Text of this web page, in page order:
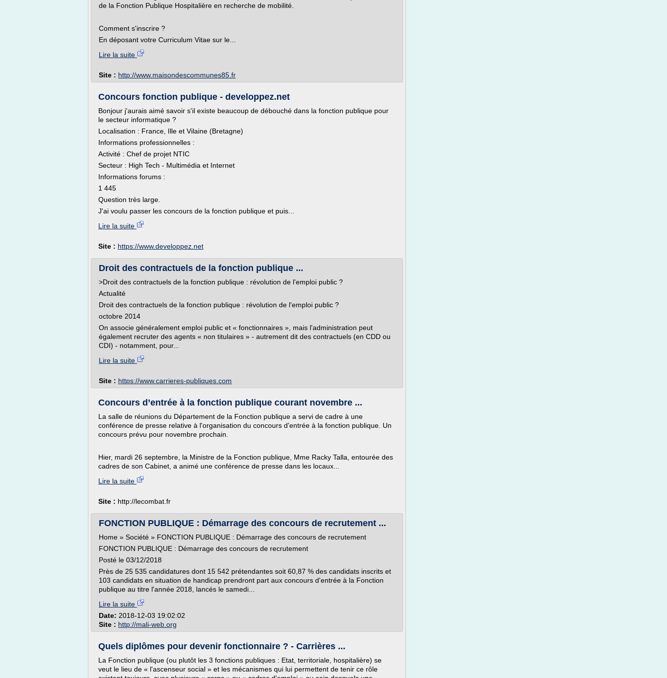
de la Fonction Publique Hospitalière en recherche de mobilité.
Comment s'inscrire ?
En déposant votre Curriculum Vitae sur le...
Lire la suite
Site : http://www.maisondescommunes85.fr
Concours fonction publique - developpez.net
Bonjour j'aurais aimé savoir s'il existe beaucoup de débouché dans la fonction publique pour
le secteur informatique ?
Localisation : France, Ille et Vilaine (Bretagne)
Informations professionnelles :
Activité : Chef de projet NTIC
Secteur : High Tech - Multimédia et Internet
Informations forums :
1 445
Question très large.
J'ai voulu passer les concours de la fonction publique et puis...
Lire la suite
Site : https://www.developpez.net
Droit des contractuels de la fonction publique ...
>Droit des contractuels de la fonction publique : révolution de l'emploi public ?
Actualité
Droit des contractuels de la fonction publique : révolution de l'emploi public ?
octobre 2014
On associe généralement emploi public et « fonctionnaires », mais l'administration peut
également recruter des agents « non titulaires » - autrement dit des contractuels (en CDD ou
CDI) - notamment, pour...
Lire la suite
Site : https://www.carrieres-publiques.com
Concours d’entrée à la fonction publique courant novembre ...
La salle de réunions du Département de la Fonction publique a servi de cadre à une
conférence de presse relative à l'organisation du concours d'entrée à la fonction publique. Un
concours prévu pour novembre prochain.
Hier, mardi 26 septembre, la Ministre de la Fonction publique, Mme Racky Talla, entourée des
cadres de son Cabinet, a animé une conférence de presse dans les locaux...
Lire la suite
Site : http://lecombat.fr
FONCTION PUBLIQUE : Démarrage des concours de recrutement ...
Home » Société » FONCTION PUBLIQUE : Démarrage des concours de recrutement
FONCTION PUBLIQUE : Démarrage des concours de recrutement
Posté le 03/12/2018
Près de 25 535 candidatures dont 15 542 prétendantes soit 60,87 % des candidats inscrits et
103 candidats en situation de handicap prendront part aux concours d'entrée à la Fonction
publique au titre l'année 2018, lancés le samedi...
Lire la suite
Date: 2018-12-03 19:02:02
Site : http://mali-web.org
Quels diplômes pour devenir fonctionnaire ? - Carrières ...
La Fonction publique (ou plutôt les 3 fonctions publiques : Etat, territoriale, hospitalière) se
veut le lieu de « l'ascenseur social » et les mécanismes qui lui permettent de tenir ce rôle